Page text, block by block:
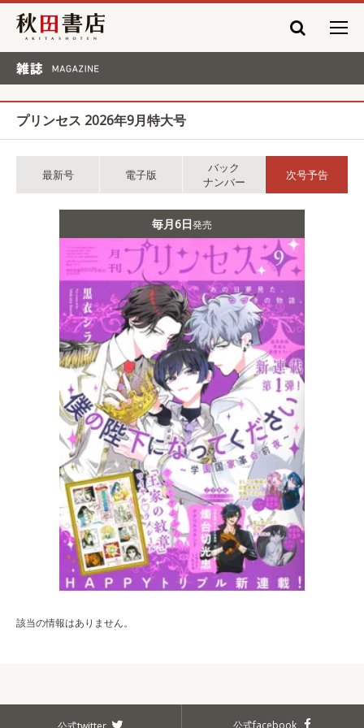
秋田書店
プリンセス 2026年9月特大号
最新号 電子版
バック
ナンバー
次号予告
毎月6日発売
該当の情報はありません。
公式facebook